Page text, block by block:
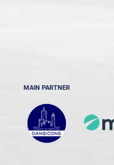
MAIN PARTNER